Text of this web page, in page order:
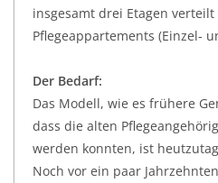
insgesamt drei Etagen
Pflegeappartements (Einzel-
Der Bedarf:
Das Modell, wie es frühere
dass die alten
werden konnten, ist
Noch vor ein paar